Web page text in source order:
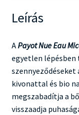
Leírás
APayot Nue Eau
egyetlen lépésben
szennyeződéseket
kivonattal és bio
megszabadítja a
visszaadja